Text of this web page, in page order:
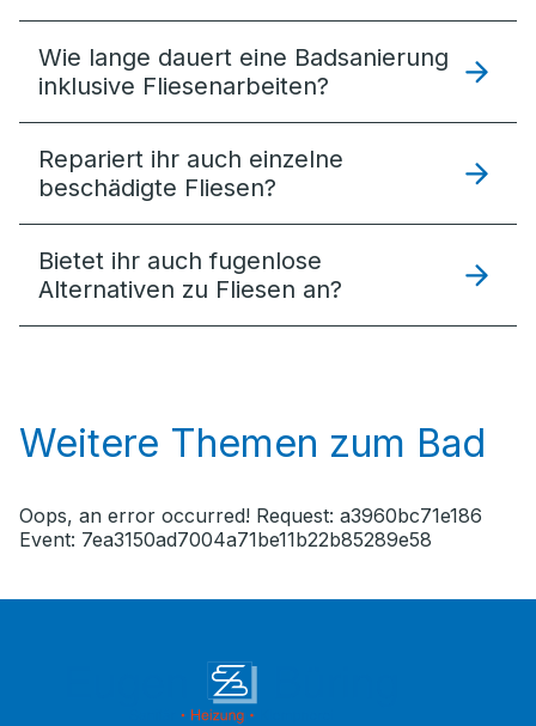
Wie lange dauert eine Badsanierung
inklusive Fliesenarbeiten?
Repariert ihr auch einzelne
beschädigte Fliesen?
Bietet ihr auch fugenlose
Alternativen zu Fliesen an?
Weitere Themen zum Bad
Oops, an error occurred! Request: a3960bc71e186
Event: 7ea3150ad7004a71be11b22b85289e58